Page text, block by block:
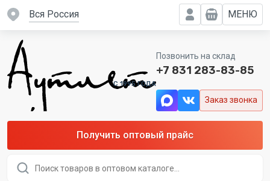
вся Россия МЕНЮ
C 1995 ГОДА
Позвонить на склад
+7 831 283-83-85
Заказ звонка
Получить оптовый прайс
товаров